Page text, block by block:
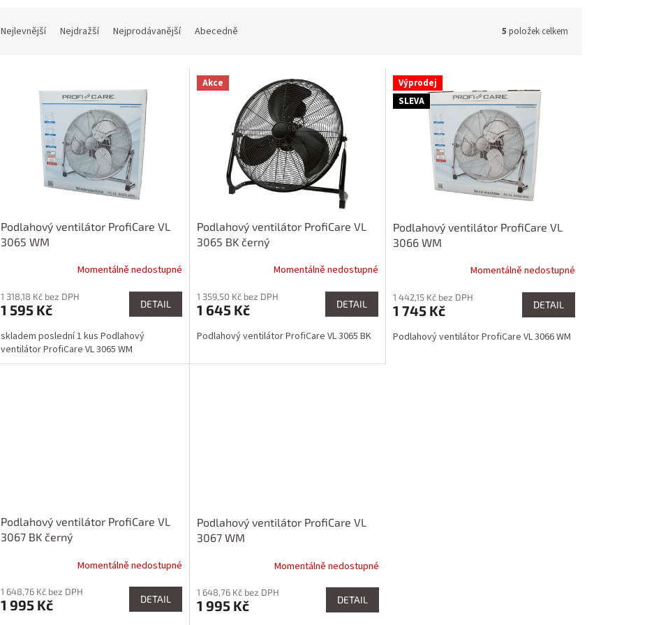
Nejlevnější Nejdražší Nejprodávanější Abecedně 5 položek celkem
Podlahový ventilátor ProfiCare VL
3065 WM
Momentálně nedostupné
1 318,18 Kč bez DPH
1 595 Kč DETAIL
skladem poslední 1 kus Podlahový
ventilátor ProfiCare VL 3065 WM
Akce
Podlahový ventilátor ProfiCare VL
3065 BK černý
Momentálně nedostupné
1 359,50 Kč bez DPH
1 645 Kč DETAIL
Podlahový ventilátor ProfiCare VL 3065 BK
Výprodej
SLEVA
Podlahový ventilátor ProfiCare VL
3066 WM
Momentálně nedostupné
1 442,15 Kč bez DPH
1 745 Kč DETAIL
Podlahový ventilátor ProfiCare VL 3066 WM
Podlahový ventilátor ProfiCare VL
3067 BK černý
Momentálně nedostupné
1 648,76 Kč bez DPH
1 995 Kč DETAIL
Podlahový ventilátor ProfiCare VL
3067 WM
Momentálně nedostupné
1 648,76 Kč bez DPH
1 995 Kč DETAIL